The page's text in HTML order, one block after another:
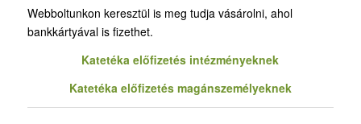
Webboltunkon keresztül is meg tudja vásárolni, ahol
bankkártyával is fizethet.
Katetéka előfizetés intézményeknek
Katetéka előfizetés magánszemélyeknek